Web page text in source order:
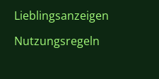
Lieblingsanzeigen
Nutzungsregeln